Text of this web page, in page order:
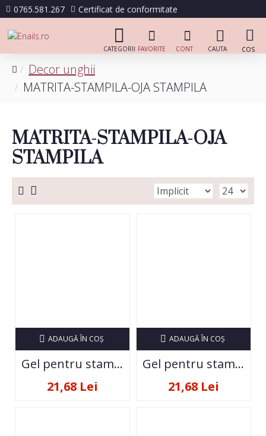
0765.581.267 Certificat de conformitate
Decor unghii
MATRITA-STAMPILA-OJA STAMPILA
MATRITA-STAMPILA-OJA
STAMPILA
Gel pentru stampila la tub Everin- 02 Galben
21,68 Lei
ADAUGĂ ÎN COŞ
Gel pentru stampila la tub Everin- 03 Rosu
21,68 Lei
ADAUGĂ ÎN COŞ